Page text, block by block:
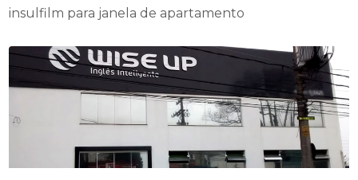
insulfilm para janela de apartamento